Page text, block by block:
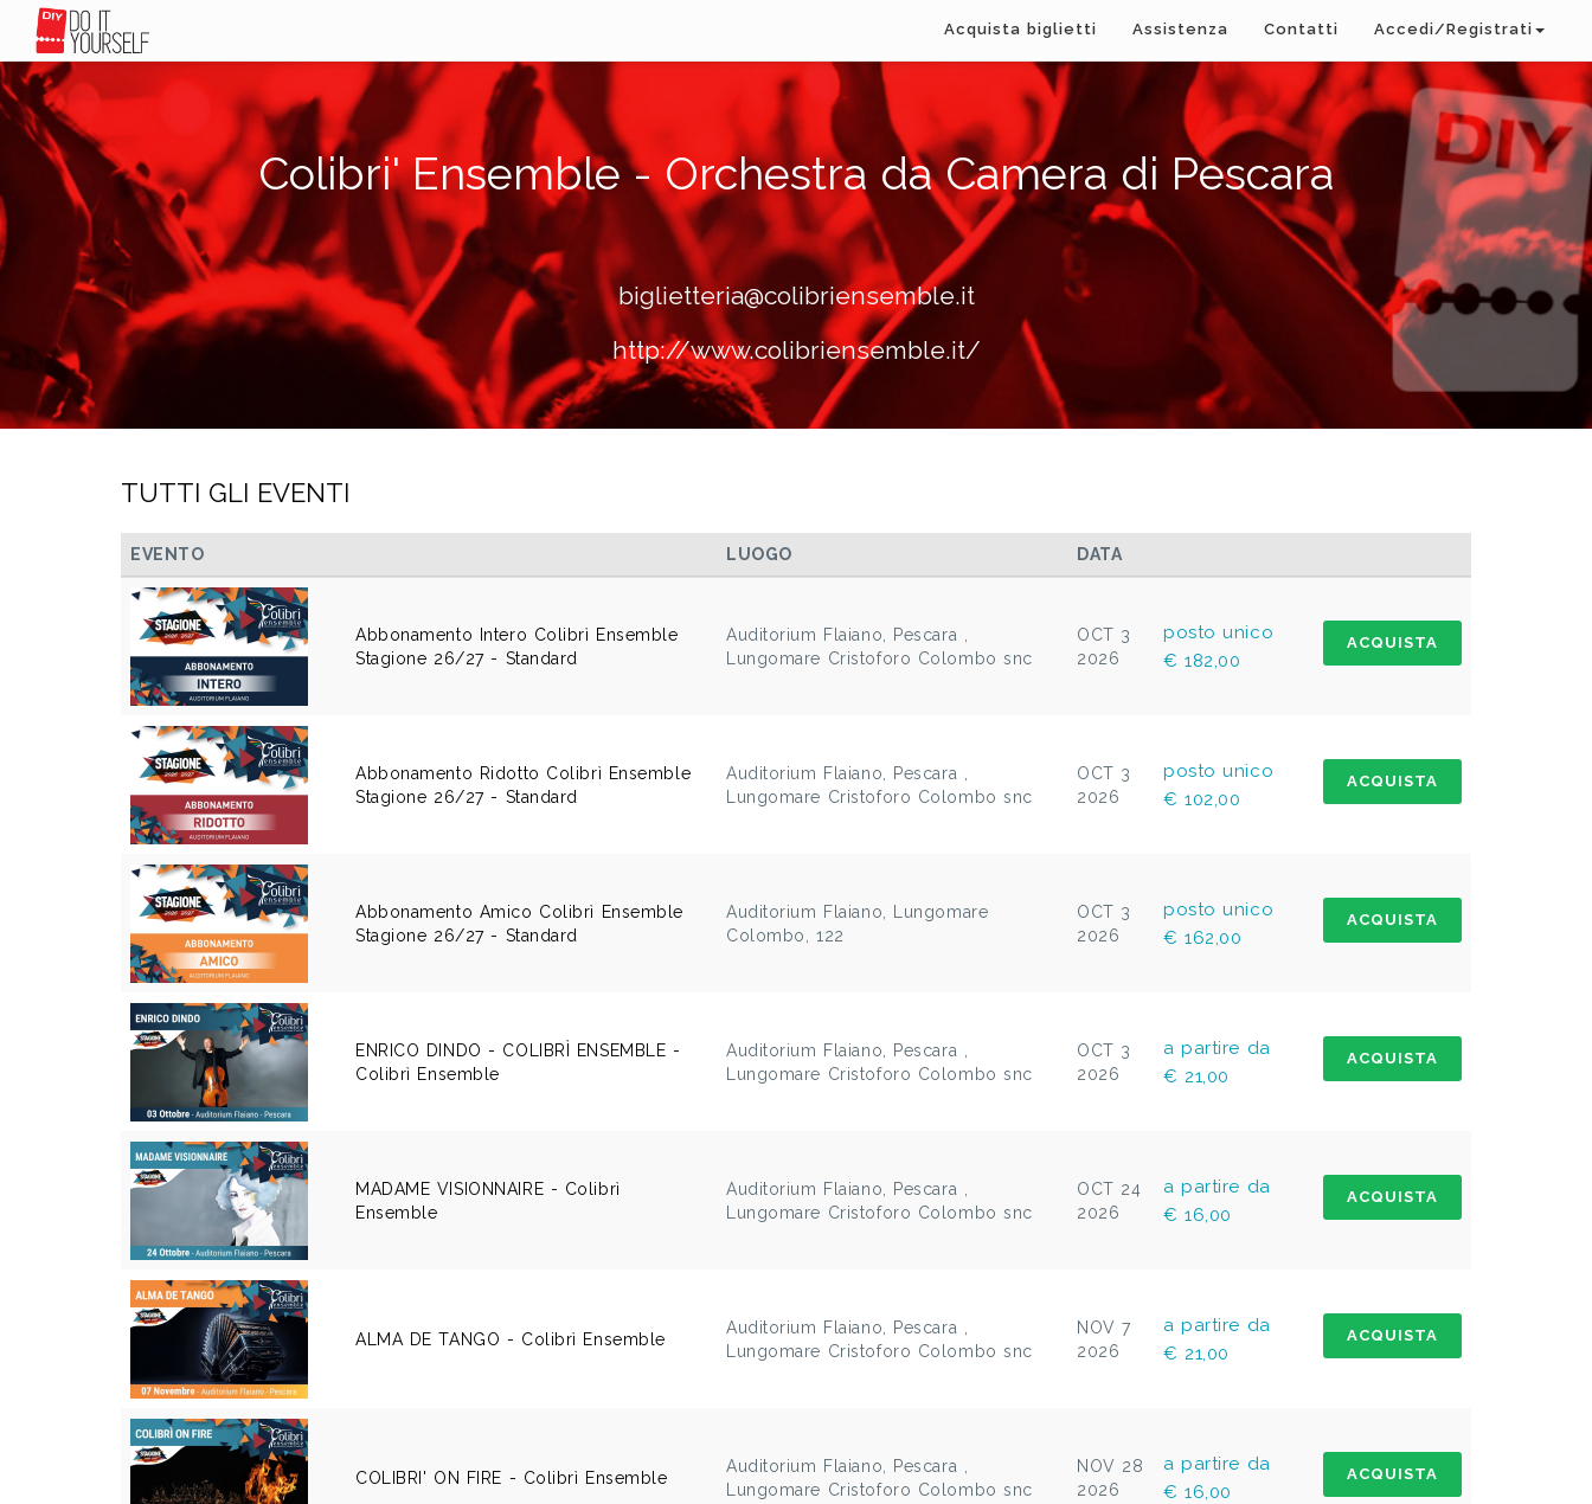
Acquista biglietti Assistenza Contatti Accedi/Registrati
Colibri' Ensemble - Orchestra da Camera di Pescara
biglietteria@colibriensemble.it
http://www.colibriensemble.it/
TUTTI GLI EVENTI
EVENTO LUOGO DATA
Abbonamento Intero Colibrì Ensemble
Stagione 26/27 - Standard
Auditorium Flaiano, Pescara ,
Lungomare Cristoforo Colombo snc
OCT 3
2026
posto unico
€ 182,00
ACQUISTA
Abbonamento Ridotto Colibrì Ensemble
Stagione 26/27 - Standard
Auditorium Flaiano, Pescara ,
Lungomare Cristoforo Colombo snc
OCT 3
2026
posto unico
€ 102,00
ACQUISTA
Abbonamento Amico Colibrì Ensemble
Stagione 26/27 - Standard
Auditorium Flaiano, Lungomare
Colombo, 122
OCT 3
2026
posto unico
€ 162,00
ACQUISTA
ENRICO DINDO - COLIBRÌ ENSEMBLE -
Colibrì Ensemble
Auditorium Flaiano, Pescara ,
Lungomare Cristoforo Colombo snc
OCT 3
2026
a partire da
€ 21,00
ACQUISTA
MADAME VISIONNAIRE - Colibrì
Ensemble
Auditorium Flaiano, Pescara ,
Lungomare Cristoforo Colombo snc
OCT 24
2026
a partire da
€ 16,00
ACQUISTA
ALMA DE TANGO - Colibrì Ensemble
Auditorium Flaiano, Pescara ,
Lungomare Cristoforo Colombo snc
NOV 7
2026
a partire da
€ 21,00
ACQUISTA
COLIBRI' ON FIRE - Colibrì Ensemble
Auditorium Flaiano, Pescara ,
Lungomare Cristoforo Colombo snc
NOV 28
2026
a partire da
€ 16,00
ACQUISTA